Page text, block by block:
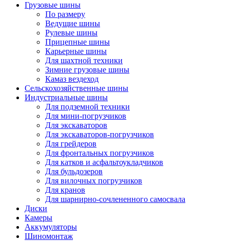
Грузовые шины
По размеру
Ведущие шины
Рулевые шины
Прицепные шины
Карьерные шины
Для шахтной техники
Зимние грузовые шины
Камаз вездеход
Сельскохозяйственные шины
Индустриальные шины
Для подземной техники
Для мини-погрузчиков
Для экскаваторов
Для экскаваторов-погрузчиков
Для грейдеров
Для фронтальных погрузчиков
Для катков и асфальтоукладчиков
Для бульдозеров
Для вилочных погрузчиков
Для кранов
Для шарнирно-сочлененного самосвала
Диски
Камеры
Аккумуляторы
Шиномонтаж